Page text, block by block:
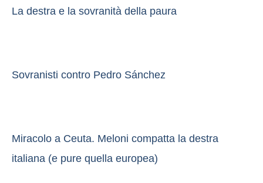
La destra e la sovranità della paura
Sovranisti contro Pedro Sánchez
Miracolo a Ceuta. Meloni compatta la destra
italiana (e pure quella europea)